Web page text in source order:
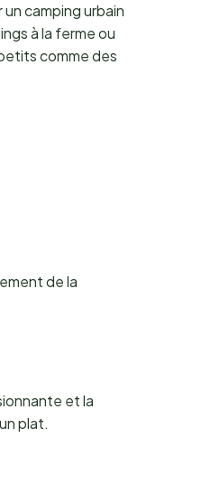
camping urbain
à la ferme ou
comme des
de la
et la
plat.